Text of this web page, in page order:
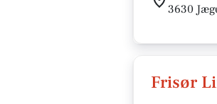
3630
Frisør